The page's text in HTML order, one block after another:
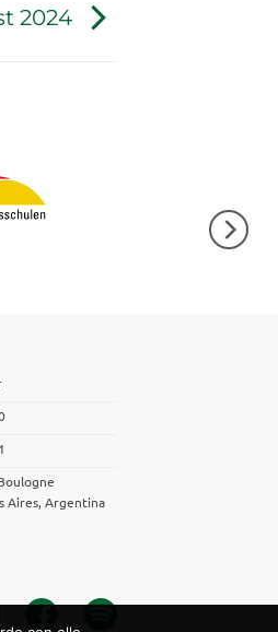
2024
Aires, Argentina